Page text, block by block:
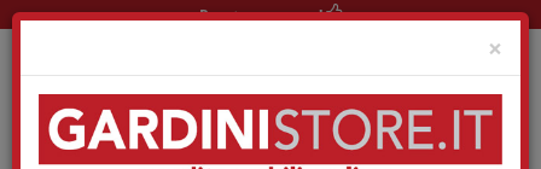
×
Pronta consegna!